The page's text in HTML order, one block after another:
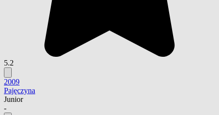
5.2
2009
Pajęczyna
Junior
-